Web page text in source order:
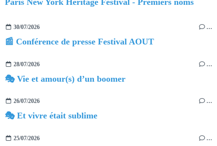
Paris New York Heritage Festival - Premiers noms
30/07/2026 …
📰 Conférence de presse Festival AOUT
28/07/2026 …
🎭 Vie et amour(s) d’un boomer
26/07/2026 …
🎭 Et vivre était sublime
25/07/2026 …